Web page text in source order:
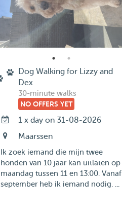
Dog Walking for Lizzy and
Dex
30-minute walks
NO OFFERS YET
1 x day on 31-08-2026
Maarssen
Ik zoek iemand die mijn twee
honden van 10 jaar kan uitlaten op
maandag tussen 11 en 13:00. Vanaf
september heb ik iemand nodig. ...